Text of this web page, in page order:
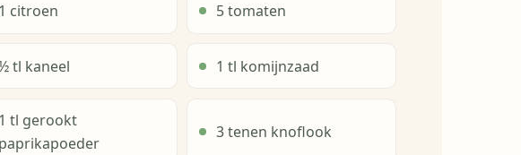
1 citroen 5 tomaten
tl kaneel 1 tl komijnzaad
1 tl gerookt
paprikapoeder
3 tenen knoflook